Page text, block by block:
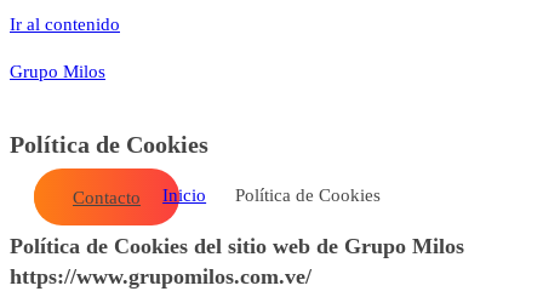
Ir al contenido
Grupo Milos
Contacto
Contacto
Política de Cookies
Inicio Política de Cookies
Política de Cookies del sitio web de Grupo Milos
https://www.grupomilos.com.ve/